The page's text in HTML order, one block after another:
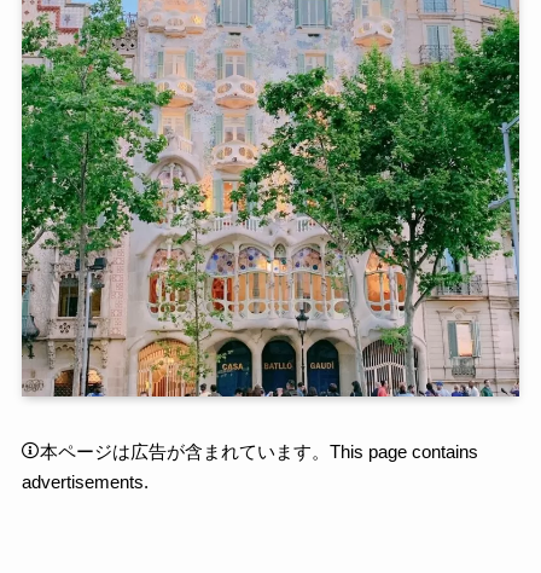
本ページは広告が含まれています。This page contains
advertisements.